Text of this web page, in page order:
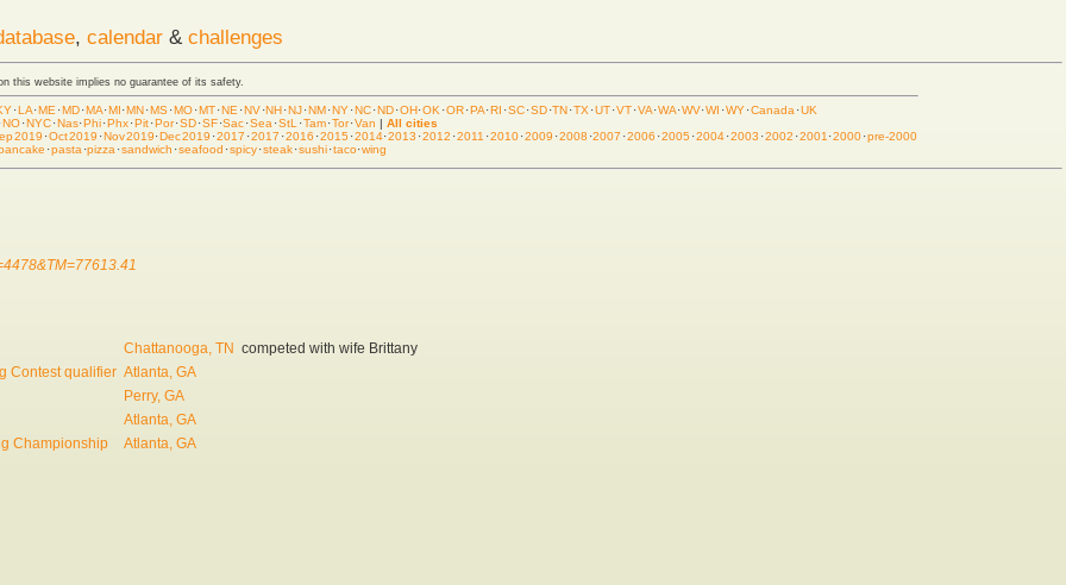
, calendar & challenges
this website implies no guarantee of its safety.
·LA·ME ·MD·MA·MI·MN·MS·MO·MT·NE ·NV·NH·NJ·NM·NY·NC·ND·OH·OK ·OR·PA·RI ·SC·SD·TN·TX ·UT·VT·VA·WA·WV·WI ·WY·Canada ·UK
·NO·NYC·Nas·Phi·Phx·Pit·Por·SD·SF·Sac·Sea ·StL ·Tam·Tor·Van | All cities
2019 ·Oct 2019 ·Nov 2019·Dec 2019 ·2017 ·2017 ·2016 ·2015 ·2014·2013 ·2012 ·2011 ·2010·2009 ·2008 ·2007 ·2006 ·2005 ·2004·2003 ·2002 ·2001 ·2000·pre-2000
·pasta ·pizza ·sandwich ·seafood ·spicy·steak·sushi·taco·wing
Chattanooga, TN competed with wife Brittany
Contest qualifier Atlanta, GA
Perry, GA
Atlanta, GA
Championship
Atlanta, GA